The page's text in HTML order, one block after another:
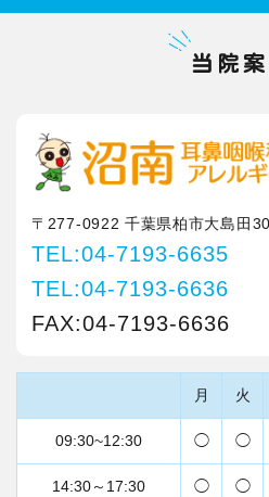
当院
〒277-0922 千葉県柏市大島田
TEL:04-7193-6635
TEL:04-7193-6636
FAX:04-7193-6636
月 火
09:30~12:30 ◯ ◯
14:30～17:30 ◯ ◯